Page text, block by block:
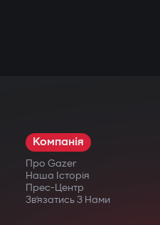
Компанія
Про Gazer
Наша Історія
Прес-Центр
Зв’язатись З Нами